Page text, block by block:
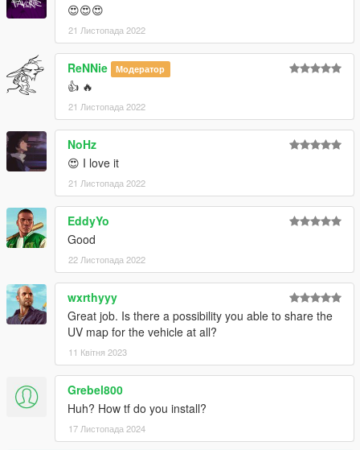
😍😍😍
21 Листопада 2022
ReNNie Модератор
👍 🔥
21 Листопада 2022
NoHz
😍 I love it
21 Листопада 2022
EddyYo
Good
22 Листопада 2022
wxrthyyy
Great job. Is there a possibility you able to share the
UV map for the vehicle at all?
11 Квітня 2023
Grebel800
Huh? How tf do you install?
17 Листопада 2024